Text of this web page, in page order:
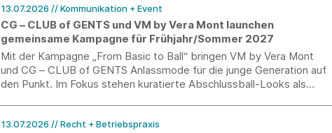
13.07.2026 // Kommunikation + Event
CG – CLUB of GENTS und VM by Vera Mont launchen
gemeinsame Kampagne für Frühjahr/Sommer 2027
Mit der Kampagne „From Basic to Ball“ bringen VM by Vera Mont
und CG – CLUB of GENTS Anlassmode für die junge Generation auf
den Punkt. Im Fokus stehen kuratierte Abschlussball-Looks als
13.07.2026 // Recht + Betriebspraxis